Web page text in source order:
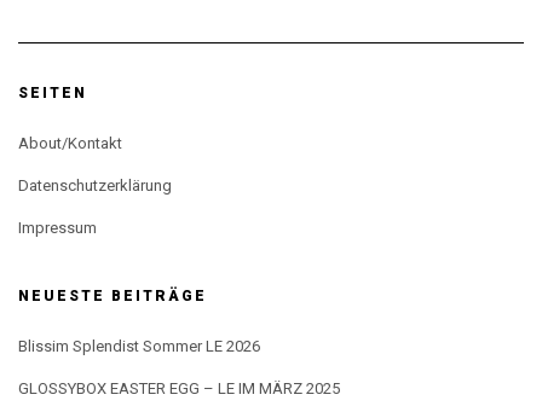
SEITEN
About/Kontakt
Datenschutzerklärung
Impressum
NEUESTE BEITRÄGE
Blissim Splendist Sommer LE 2026
GLOSSYBOX EASTER EGG – LE IM MÄRZ 2025